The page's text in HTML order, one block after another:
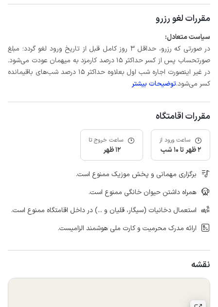
مقررات لغو رزرو
سیاست متعادل:
در صورتی که رزرو، حداقل 3 روز کامل قبل از تاریخ ورود لغو گردد؛ مبلغ
صورتحساب پس از کسر حداکثر 15 درصد کارمزد به میهمان عودت می‌شود.
در غیر اینصورت اجاره شب اول بعلاوه حداکثر 15 درصد شب‌های باقیمانده
کسر می‌شود.توضیحات بیشتر
مقررات اقامتگاه
ساعت ورود از
2 ظهر تا 10 شب
ساعت خروج تا
12 ظهر
برگزاری مهمانی و پخش موزیک ممنوع است.
همراه داشتن حیوان خانگی ممنوع است.
استعمال دخانیات (سیگار، قلیان و ...) در داخل اقامتگاه ممنوع است.
ارائه مدرک محرمیت و کارت ملی هوشمند الزامیست.
نقشه